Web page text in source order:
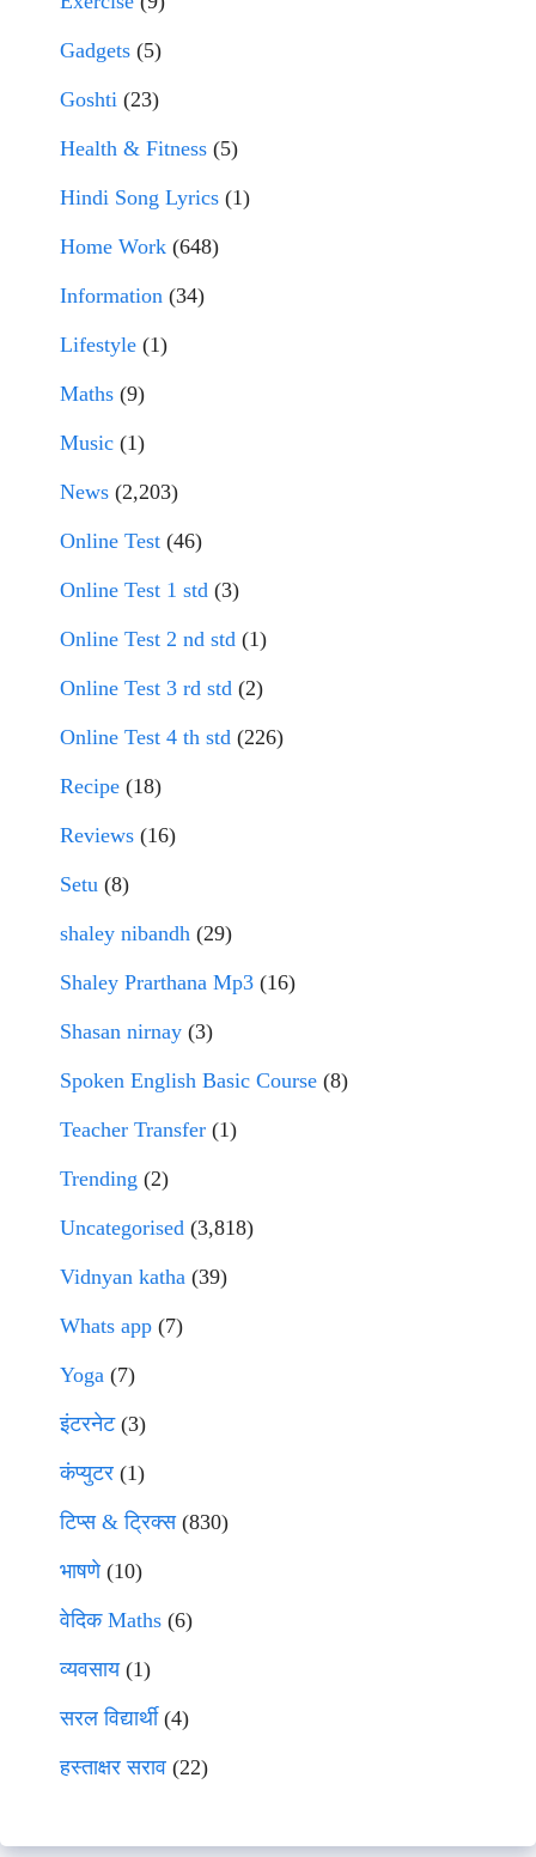
Gadgets (5)
Goshti (23)
Health & Fitness (5)
Hindi Song Lyrics (1)
Home Work (648)
Information (34)
Lifestyle (1)
Maths (9)
Music (1)
News (2,203)
Online Test (46)
Online Test 1 std (3)
Online Test 2 nd std (1)
Online Test 3 rd std (2)
Online Test 4 th std (226)
Recipe (18)
Reviews (16)
Setu (8)
shaley nibandh (29)
Shaley Prarthana Mp3 (16)
Shasan nirnay (3)
Spoken English Basic Course (8)
Teacher Transfer (1)
Trending (2)
Uncategorised (3,818)
Vidnyan katha (39)
Whats app (7)
Yoga (7)
इंटरनेट(3)
कंप्युटर (1)
टिप्स & ट्रिक्स(830)
भाषणे(10)
वेदिक Maths (6)
व्यवसाय(1)
सरल विद्यार्थी(4)
हस्ताक्षर सराव (22)